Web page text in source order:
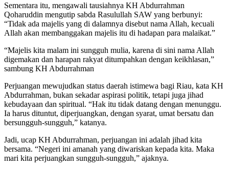
Sementara itu, mengawali tausiahnya KH Abdurrahman
Qoharuddin mengutip sabda Rasulullah SAW yang berbunyi:
“Tidak ada majelis yang di dalamnya disebut nama Allah, kecuali
Allah akan membanggakan majelis itu di hadapan para malaikat.”
“Majelis kita malam ini sungguh mulia, karena di sini nama Allah
digemakan dan harapan rakyat ditumpahkan dengan keikhlasan,”
sambung KH Abdurrahman
Perjuangan mewujudkan status daerah istimewa bagi Riau, kata KH
Abdurrahman, bukan sekadar aspirasi politik, tetapi juga jihad
kebudayaan dan spiritual. “Hak itu tidak datang dengan menunggu.
Ia harus dituntut, diperjuangkan, dengan syarat, umat bersatu dan
bersungguh-sungguh,” katanya.
Jadi, ucap KH Abdurrahman, perjuangan ini adalah jihad kita
bersama. “Negeri ini amanah yang diwariskan kepada kita. Maka
mari kita perjuangkan sungguh-sungguh,” ajaknya.